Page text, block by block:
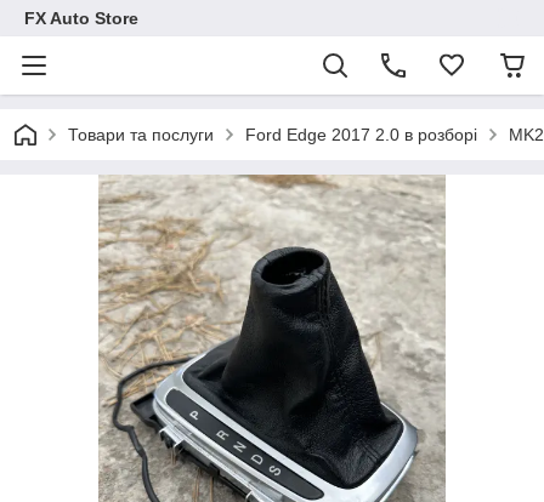
FX Auto Store
Товари та послуги Ford Edge 2017 2.0 в розборі